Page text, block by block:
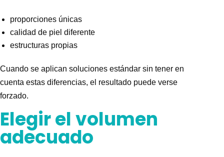
proporciones únicas
calidad de piel diferente
estructuras propias
Cuando se aplican soluciones estándar sin tener en
cuenta estas diferencias, el resultado puede verse
forzado.
Elegir el volumen
adecuado